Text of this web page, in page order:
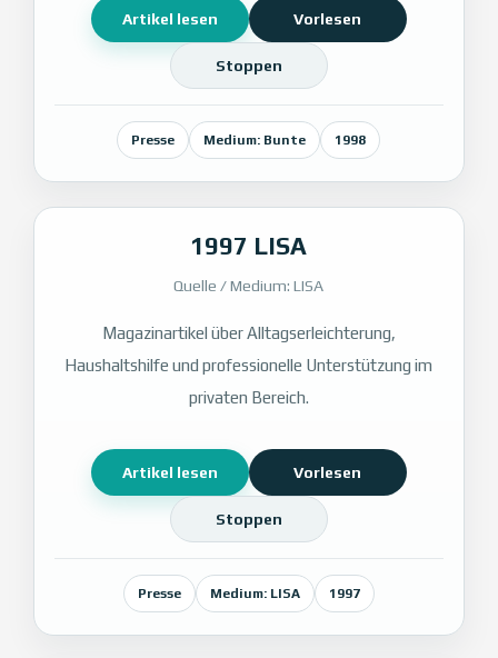
Artikel lesen Vorlesen
Stoppen
Presse Medium: Bunte 1998
1997 LISA
Quelle / Medium: LISA
Magazinartikel über Alltagserleichterung,
Haushaltshilfe und professionelle Unterstützung im
privaten Bereich.
Artikel lesen Vorlesen
Stoppen
Presse Medium: LISA 1997